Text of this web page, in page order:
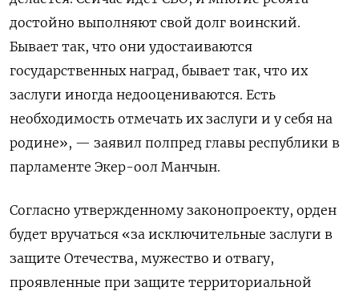
достойно выполняют свой долг воинский.
Бывает так, что они удостаиваются
государственных наград, бывает так, что их
заслуги иногда недооцениваются. Есть
необходимость отмечать их заслуги и у себя на
родине», — заявил полпред главы республики в
парламенте Экер-оол Манчын.
Согласно утвержденному законопроекту, орден
будет вручаться «за исключительные заслуги в
защите Отечества, мужество и отвагу,
проявленные при защите территориальной